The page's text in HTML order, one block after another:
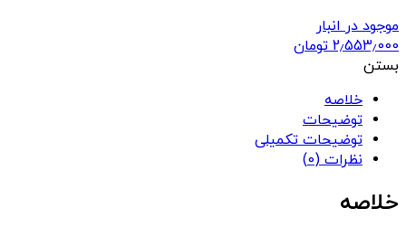
موجود در انبار
2٫553٫000 تومان
بستن
خلاصه
توضیحات
توضیحات تکمیلی
نظرات (0)
خلاصه